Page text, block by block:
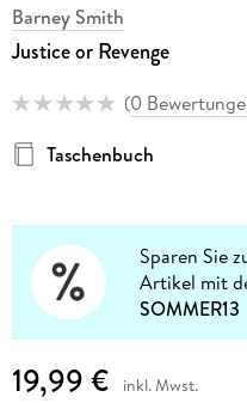
Barney Smith
Justice or Revenge
(0
Taschenbuch
Sparen Sie
Artikel mit
SOMMER13
19,99 € inkl. Mwst.